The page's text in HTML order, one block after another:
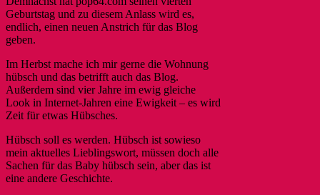
Geburtstag und zu diesem Anlass wird es,
endlich, einen neuen Anstrich für das Blog
geben.
Im Herbst mache ich mir gerne die Wohnung
hübsch und das betrifft auch das Blog.
Außerdem sind vier Jahre im ewig gleiche
Look in Internet-Jahren eine Ewigkeit – es wird
Zeit für etwas Hübsches.
Hübsch soll es werden. Hübsch ist sowieso
mein aktuelles Lieblingswort, müssen doch alle
Sachen für das Baby hübsch sein, aber das ist
eine andere Geschichte.